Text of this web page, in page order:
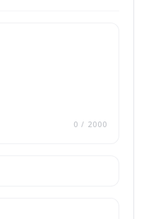
0 / 2000